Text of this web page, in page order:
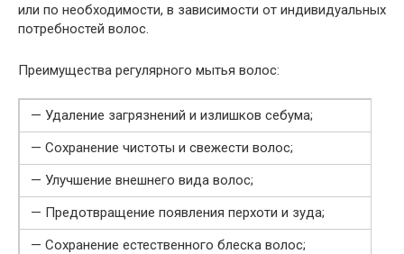
или по необходимости, в зависимости от индивидуальных
потребностей волос.
Преимущества регулярного мытья волос:
— Удаление загрязнений и излишков себума;
— Сохранение чистоты и свежести волос;
— Улучшение внешнего вида волос;
— Предотвращение появления перхоти и зуда;
— Сохранение естественного блеска волос;